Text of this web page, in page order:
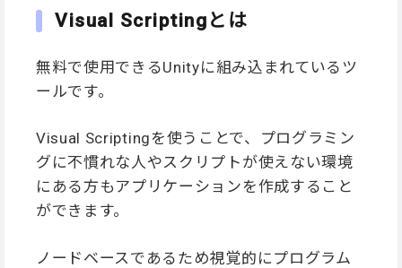
Visual Scriptingとは
無料で使用できるUnityに組み込まれているツ
ールです。
Visual Scriptingを使うことで、プログラミン
グに不慣れな人やスクリプトが使えない環境
にある方もアプリケーションを作成すること
ができます。
ノードベースであるため視覚的にプログラム